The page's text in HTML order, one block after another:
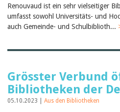
Renouvaud ist ein sehr vielseitiger
umfasst sowohl Universitäts- und
auch Gemeinde- und Schulbiblioth...
Grösster Verbund
Bibliotheken der
05.10.2023 | Aus den Bibliotheken